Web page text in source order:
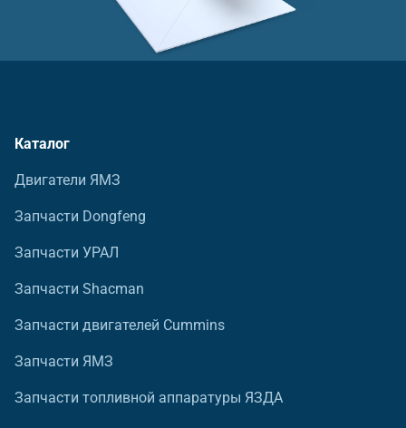
Каталог
Двигатели ЯМЗ
Запчасти Dongfeng
Запчасти УРАЛ
Запчасти Shacman
Запчасти двигателей Cummins
Запчасти ЯМЗ
Запчасти топливной аппаратуры ЯЗДА